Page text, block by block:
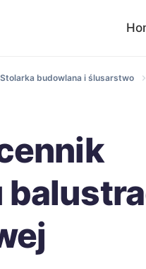
Stolarka budowlana i ślusarstwo